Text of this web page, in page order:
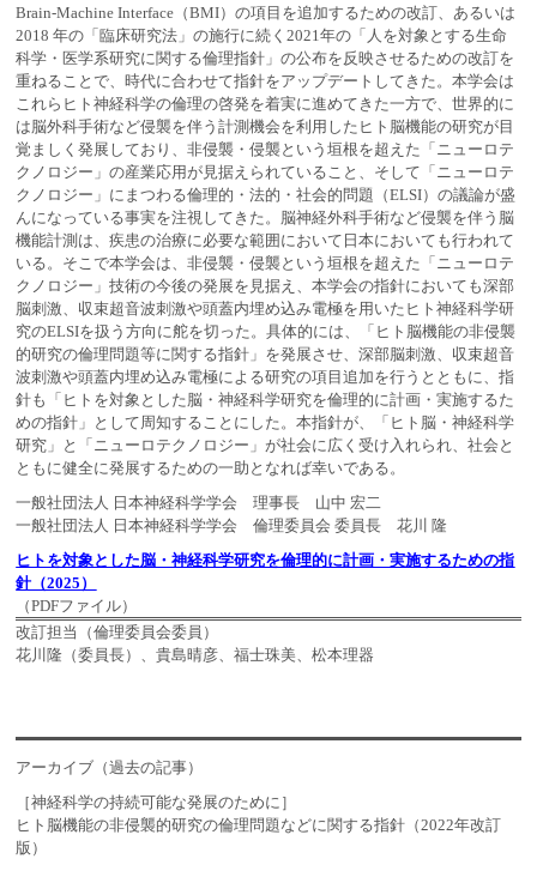
Brain-Machine Interface（BMI）の項目を追加するための改訂、あるいは
2018 年の「臨床研究法」の施行に続く2021年の「人を対象とする生命
科学・医学系研究に関する倫理指針」の公布を反映させるための改訂を
重ねることで、時代に合わせて指針をアップデートしてきた。本学会は
これらヒト神経科学の倫理の啓発を着実に進めてきた一方で、世界的に
は脳外科手術など侵襲を伴う計測機会を利用したヒト脳機能の研究が目
覚ましく発展しており、非侵襲・侵襲という垣根を超えた「ニューロテ
クノロジー」の産業応用が見据えられていること、そして「ニューロテ
クノロジー」にまつわる倫理的・法的・社会的問題（ELSI）の議論が盛
んになっている事実を注視してきた。脳神経外科手術など侵襲を伴う脳
機能計測は、疾患の治療に必要な範囲において日本においても行われて
いる。そこで本学会は、非侵襲・侵襲という垣根を超えた「ニューロテ
クノロジー」技術の今後の発展を見据え、本学会の指針においても深部
脳刺激、収束超音波刺激や頭蓋内埋め込み電極を用いたヒト神経科学研
究のELSIを扱う方向に舵を切った。具体的には、「ヒト脳機能の非侵襲
的研究の倫理問題等に関する指針」を発展させ、深部脳刺激、収束超音
波刺激や頭蓋内埋め込み電極による研究の項目追加を行うとともに、指
針も「ヒトを対象とした脳・神経科学研究を倫理的に計画・実施するた
めの指針」として周知することにした。本指針が、「ヒト脳・神経科学
研究」と「ニューロテクノロジー」が社会に広く受け入れられ、社会と
ともに健全に発展するための一助となれば幸いである。
一般社団法人 日本神経科学学会 理事長 山中 宏二
一般社団法人 日本神経科学学会 倫理委員会 委員長 花川 隆
ヒトを対象とした脳・神経科学研究を倫理的に計画・実施するための指
針（2025）
（PDFファイル）
改訂担当（倫理委員会委員）
花川隆（委員長）、貴島晴彦、福士珠美、松本理器
アーカイブ（過去の記事）
［神経科学の持続可能な発展のために］
ヒト脳機能の非侵襲的研究の倫理問題などに関する指針（2022年改訂
版）